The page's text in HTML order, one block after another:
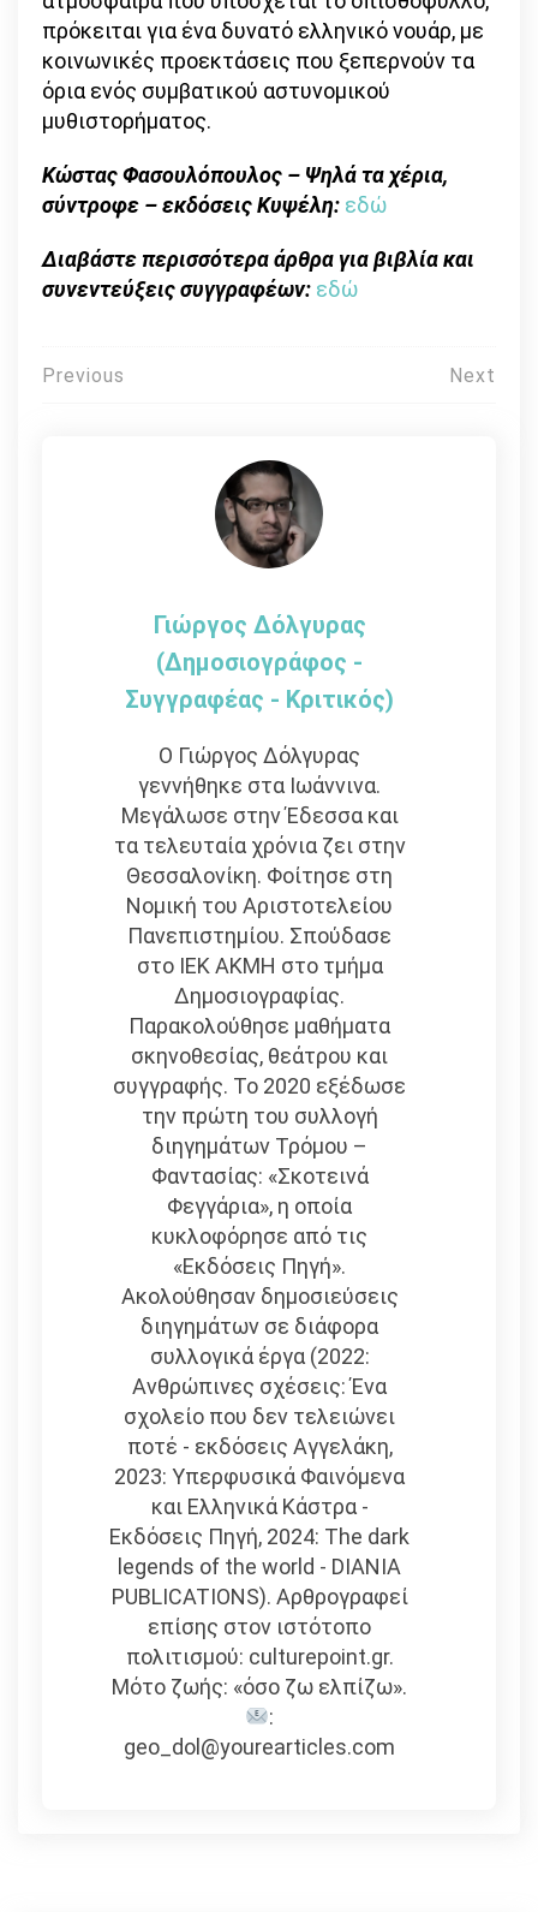
πρόκειται για ένα δυνατό ελληνικό νουάρ, με
κοινωνικές προεκτάσεις που ξεπερνούν τα
όρια ενός συμβατικού αστυνομικού
μυθιστορήματος.
Κώστας Φασουλόπουλος – Ψηλά τα χέρια,
σύντροφε – εκδόσεις Κυψέλη: εδώ
Διαβάστε περισσότερα άρθρα για βιβλία και
συνεντεύξεις συγγραφέων: εδώ
Πλοήγηση
Previous Next
Γιώργος Δόλγυρας
(Δημοσιογράφος -
Συγγραφέας - Kριτικός)
Ο Γιώργος Δόλγυρας
γεννήθηκε στα Ιωάννινα.
Μεγάλωσε στην Έδεσσα και
τα τελευταία χρόνια ζει στην
Θεσσαλονίκη. Φοίτησε στη
Νομική του Αριστοτελείου
Πανεπιστημίου. Σπούδασε
στο ΙΕΚ ΑΚΜΗ στο τμήμα
Δημοσιογραφίας.
Παρακολούθησε μαθήματα
σκηνοθεσίας, θεάτρου και
συγγραφής. Το 2020 εξέδωσε
την πρώτη του συλλογή
διηγημάτων Τρόμου –
Φαντασίας: «Σκοτεινά
Φεγγάρια», η οποία
κυκλοφόρησε από τις
«Εκδόσεις Πηγή».
Ακολούθησαν δημοσιεύσεις
διηγημάτων σε διάφορα
συλλογικά έργα (2022:
Ανθρώπινες σχέσεις: Ένα
σχολείο που δεν τελειώνει
ποτέ - εκδόσεις Αγγελάκη,
2023: Υπερφυσικά Φαινόμενα
και Ελληνικά Κάστρα -
Εκδόσεις Πηγή, 2024: The dark
legends of the world - DIANIA
PUBLICATIONS). Αρθρογραφεί
επίσης στον ιστότοπο
πολιτισμού: culturepoint.gr.
Μότο ζωής: «όσο ζω ελπίζω».
:
geo_dol@yourearticles.com